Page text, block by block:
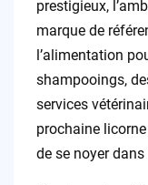
prestigieux,
marque de
l’alimentation
shampooings,
services
prochaine
de se noyer